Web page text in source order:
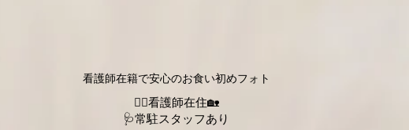
看護師在籍で安心のお食い初めフォト
👩‍⚕️看護師在住🏡
🩺常駐スタッフあり